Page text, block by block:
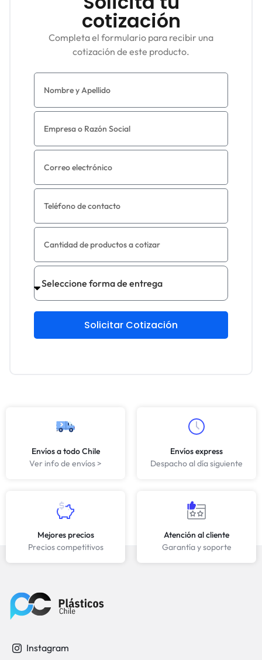
cotización
Completa el formulario para recibir una
cotización de este producto.
Solicitar Cotización
Envíos a todo Chile
Ver info de envíos >
Envíos express
Despacho al día siguiente
Mejores precios
Precios competitivos
Atención al cliente
Garantía y soporte
Instagram